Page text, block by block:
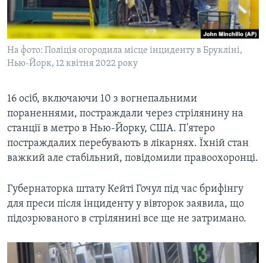
СУСПІЛЬСТВО
ЕКОНОМІКА
ІСТОРІЇ УСПІХУ УКРАЇНЦІВ
ТЕЛЕПРОГРАМИ
ЧАС-TIME
БРИФІНГ ГОЛОСУ АМЕРИКИ
ПРАЙМ-ТАЙМ
ПОГЛЯД З ВАШИНГТОНА
ENGLISH
Мови
На фото: Поліція огородила місце інциденту в Брукліні,
Нью-Йорк, 12 квітня 2022 року
16 осіб, включаючи 10 з вогнепальними
пораненнями, постраждали через стрілянину на
станції в метро в Нью-Йорку, США. П'ятеро
постраждалих перебувають в лікарнях. Їхній стан
важкий але стабільний, повідомили правоохоронці.
Губернаторка штату Кейті Гочул під час брифінгу
для преси після інциденту у вівторок заявила, що
підозрюваного в стрілянині все ще не затримано.